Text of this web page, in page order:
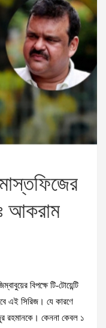
আকরাম
বিপক্ষে টি-টোয়েন্টি
এই সিরিজ। যে কারণে
রহমানকে। কেননা কেবল ১